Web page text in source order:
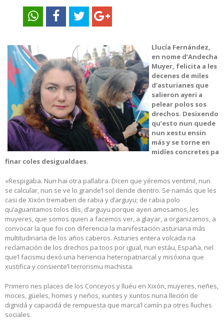
Llucía Fernández,
en nome d’Andecha
Muyer, felicita a les
decenes de miles
d’asturianes que
salieron ayeri a
pelear polos sos
drechos. Desixendo
qu’esto nun quede
nun xestu ensin
más y se torne en
midíes concretes pa
finar coles desigualdaes.
«Respigaba. Nun hai otra pallabra. Dicen que yéremos ventimil, nun
se calcular, nun se ve lo grande’l sol dende dientro. Se namás que les
casi de Xixón tremaben de rabia y d’arguyu; de rabia polo
qu’aguantamos tolos díis, d’arguyu porque ayeri amosamos, les
muyeres, que somos quien a facemos ver, a glayar, a organizamos, a
convocar la que foi con diferencia la manifestación asturiana más
multitudinaria de los años caberos. Asturies entera volcada na
reclamación de los drechos pa toos por igual, nun estáu, España, nel
que’l facismu dexó una heriencia heteropatriarcal y misóxina que
xustifica y consiente’l terrorismu machista.
Primero nes places de los Conceyos y lluéu en Xixón, muyeres, neñes,
moces, güeles, homes y neños, xuntes y xuntos nuna lleción de
dignidá y capacidá de rempuesta que marca’l camín pa otres lluches
sociales.